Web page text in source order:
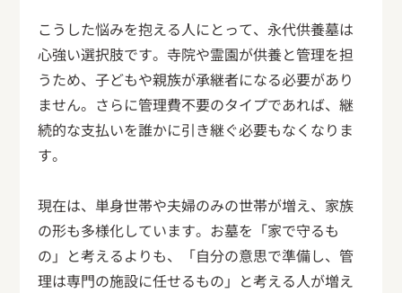
こうした悩みを抱える人にとって、永代供養墓は
心強い選択肢です。寺院や霊園が供養と管理を担
うため、子どもや親族が承継者になる必要があり
ません。さらに管理費不要のタイプであれば、継
続的な支払いを誰かに引き継ぐ必要もなくなりま
す。
現在は、単身世帯や夫婦のみの世帯が増え、家族
の形も多様化しています。お墓を「家で守るも
の」と考えるよりも、「自分の意思で準備し、管
理は専門の施設に任せるもの」と考える人が増え